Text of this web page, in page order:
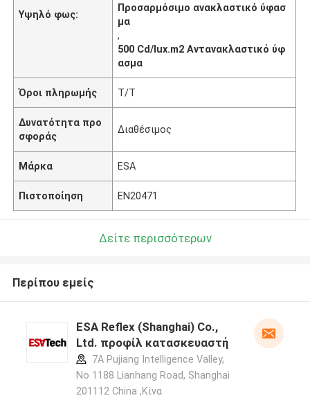
Υψηλό φως:
Προσαρμόσιμο ανακλαστικό ύφασ
μα
,
500 Cd/lux.m2 Αντανακλαστικό ύφ
ασμα
Όροι πληρωμής T/T
Δυνατότητα προ
σφοράς
Διαθέσιμος
Μάρκα ESA
Πιστοποίηση EN20471
Δείτε περισσότερων
Περίπου εμείς
ESA Reflex (Shanghai) Co.,
Ltd. προφίλ κατασκευαστή
7A Pujiang Intelligence Valley,
No 1188 Lianhang Road, Shanghai
201112 China ,Κίνα